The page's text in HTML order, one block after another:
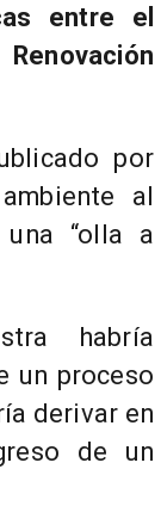
entre el
por
al
“olla a
habría
un proceso
derivar en
de un